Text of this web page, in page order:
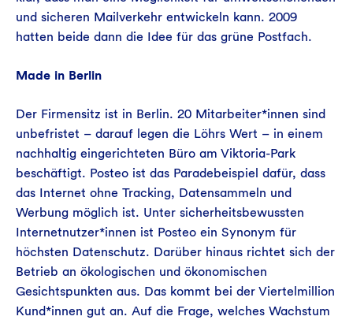
und sicheren Mailverkehr entwickeln kann. 2009
hatten beide dann die Idee für das grüne Postfach.
Made in Berlin
Der Firmensitz ist in Berlin. 20 Mitarbeiter*innen sind
unbefristet – darauf legen die Löhrs Wert – in einem
nachhaltig eingerichteten Büro am Viktoria-Park
beschäftigt. Posteo ist das Paradebeispiel dafür, dass
das Internet ohne Tracking, Datensammeln und
Werbung möglich ist. Unter sicherheitsbewussten
Internetnutzer*innen ist Posteo ein Synonym für
höchsten Datenschutz. Darüber hinaus richtet sich der
Betrieb an ökologischen und ökonomischen
Gesichtspunkten aus. Das kommt bei der Viertelmillion
Kund*innen gut an. Auf die Frage, welches Wachstum